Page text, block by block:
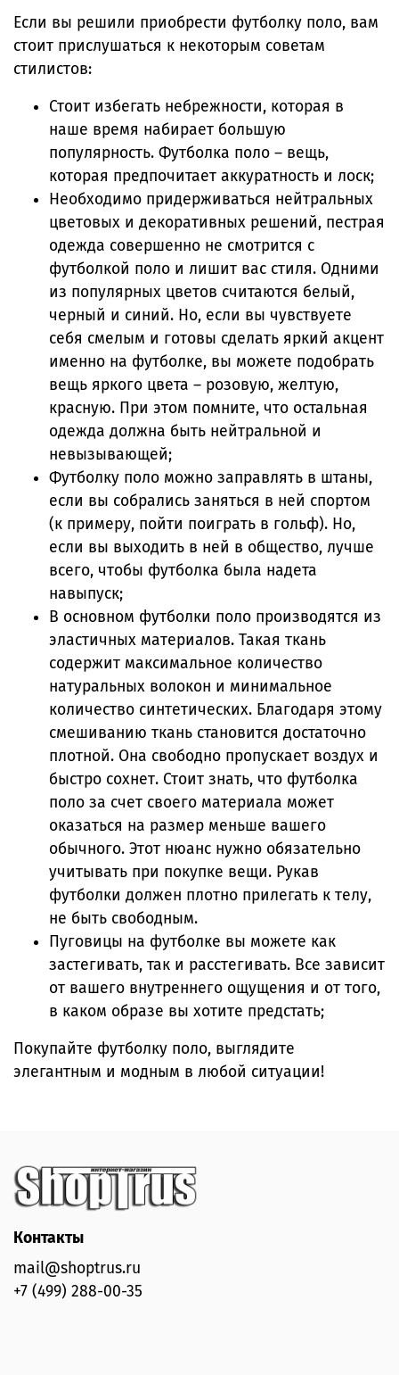
Если вы решили приобрести футболку поло, вам
стоит прислушаться к некоторым советам
стилистов:
Стоит избегать небрежности, которая в
наше время набирает большую
популярность. Футболка поло – вещь,
которая предпочитает аккуратность и лоск;
Необходимо придерживаться нейтральных
цветовых и декоративных решений, пестрая
одежда совершенно не смотрится с
футболкой поло и лишит вас стиля. Одними
из популярных цветов считаются белый,
черный и синий. Но, если вы чувствуете
себя смелым и готовы сделать яркий акцент
именно на футболке, вы можете подобрать
вещь яркого цвета – розовую, желтую,
красную. При этом помните, что остальная
одежда должна быть нейтральной и
невызывающей;
Футболку поло можно заправлять в штаны,
если вы собрались заняться в ней спортом
(к примеру, пойти поиграть в гольф). Но,
если вы выходить в ней в общество, лучше
всего, чтобы футболка была надета
навыпуск;
В основном футболки поло производятся из
эластичных материалов. Такая ткань
содержит максимальное количество
натуральных волокон и минимальное
количество синтетических. Благодаря этому
смешиванию ткань становится достаточно
плотной. Она свободно пропускает воздух и
быстро сохнет. Стоит знать, что футболка
поло за счет своего материала может
оказаться на размер меньше вашего
обычного. Этот нюанс нужно обязательно
учитывать при покупке вещи. Рукав
футболки должен плотно прилегать к телу,
не быть свободным.
Пуговицы на футболке вы можете как
застегивать, так и расстегивать. Все зависит
от вашего внутреннего ощущения и от того,
в каком образе вы хотите предстать;
Покупайте футболку поло, выглядите
элегантным и модным в любой ситуации!
Контакты
mail@shoptrus.ru
+7 (499) 288-00-35